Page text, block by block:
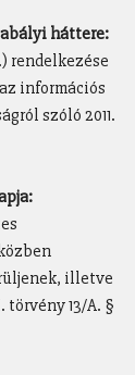
háttere:
rendelkezése
információs
szóló 2011.
illetve
törvény 13/A. §